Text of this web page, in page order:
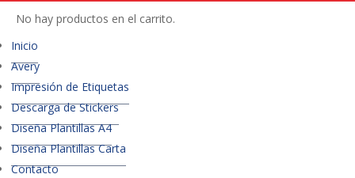
No hay productos en el carrito.
Inicio
Avery
Impresión de Etiquetas
Descarga de Stickers
Diseña Plantillas A4
Diseña Plantillas Carta
Contacto